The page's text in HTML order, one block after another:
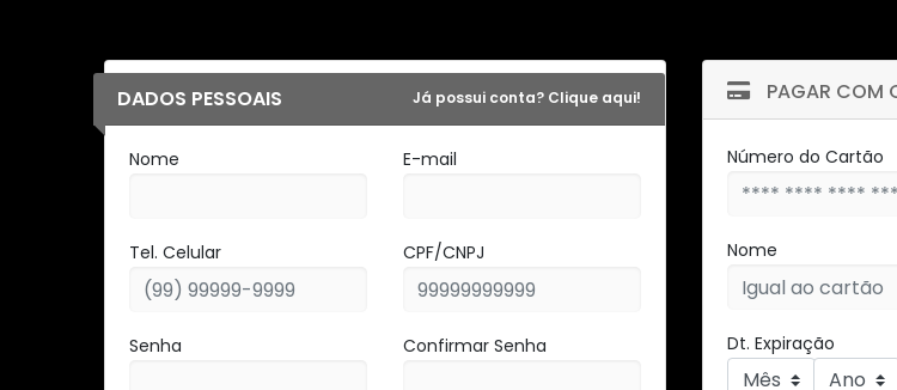
DADOS PESSOAIS Já possui conta? Clique aqui!
Nome E-mail
Tel. Celular CPF/CNPJ
Senha Confirmar Senha
PAGAR COM
Número do Cartão
Nome
Dt. Expiração